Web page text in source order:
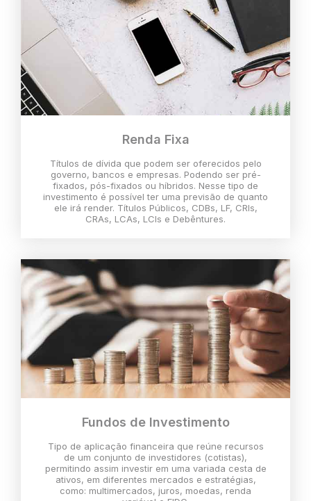
Renda Fixa
Títulos de dívida que podem ser oferecidos pelo
governo, bancos e empresas. Podendo ser pré-
fixados, pós-fixados ou híbridos. Nesse tipo de
investimento é possível ter uma previsão de quanto
ele irá render. Títulos Públicos, CDBs, LF, CRIs,
CRAs, LCAs, LCIs e Debêntures.
Fundos de Investimento
Tipo de aplicação financeira que reúne recursos
de um conjunto de investidores (cotistas),
permitindo assim investir em uma variada cesta de
ativos, em diferentes mercados e estratégias,
como: multimercados, juros, moedas, renda